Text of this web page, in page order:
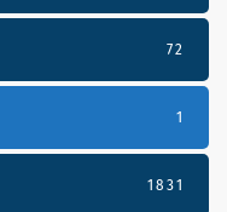
72
1
1831